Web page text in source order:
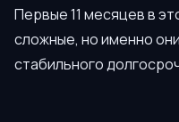
Первые 11 месяцев в
сложные, но именно
стабильного